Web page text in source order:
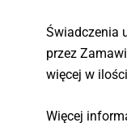
Świadczenia
przez
więcej w
Więcej